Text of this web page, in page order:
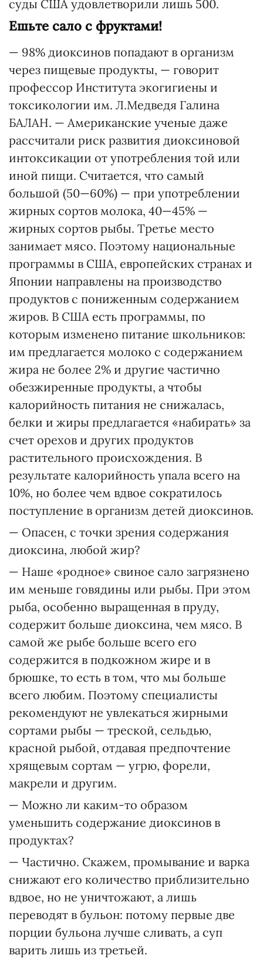
суды США удовлетворили лишь 500.
Ешьте сало с фруктами!
— 98% диоксинов попадают в организм
через пищевые продукты, — говорит
профессор Института экогигиены и
токсикологии им. Л.Медведя Галина
БАЛАН. — Американские ученые даже
рассчитали риск развития диоксиновой
интоксикации от употребления той или
иной пищи. Считается, что самый
большой (50—60%) — при употреблении
жирных сортов молока, 40—45% —
жирных сортов рыбы. Третье место
занимает мясо. Поэтому национальные
программы в США, европейских странах и
Японии направлены на производство
продуктов с пониженным содержанием
жиров. В США есть программы, по
которым изменено питание школьников:
им предлагается молоко с содержанием
жира не более 2% и другие частично
обезжиренные продукты, а чтобы
калорийность питания не снижалась,
белки и жиры предлагается «набирать» за
счет орехов и других продуктов
растительного происхождения. В
результате калорийность упала всего на
10%, но более чем вдвое сократилось
поступление в организм детей диоксинов.
— Опасен, с точки зрения содержания
диоксина, любой жир?
— Наше «родное» свиное сало загрязнено
им меньше говядины или рыбы. При этом
рыба, особенно выращенная в пруду,
содержит больше диоксина, чем мясо. В
самой же рыбе больше всего его
содержится в подкожном жире и в
брюшке, то есть в том, что мы больше
всего любим. Поэтому специалисты
рекомендуют не увлекаться жирными
сортами рыбы — треской, сельдью,
красной рыбой, отдавая предпочтение
хрящевым сортам — угрю, форели,
макрели и другим.
— Можно ли каким-то образом
уменьшить содержание диоксинов в
продуктах?
— Частично. Скажем, промывание и варка
снижают его количество приблизительно
вдвое, но не уничтожают, а лишь
переводят в бульон: потому первые две
порции бульона лучше сливать, а суп
варить лишь из третьей.